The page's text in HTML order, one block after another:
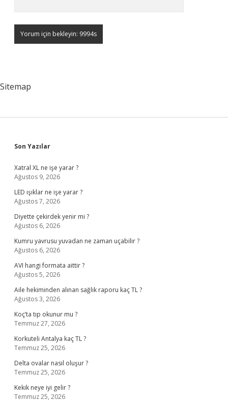
Sitemap
Sidebar
Son Yazılar
Xatral XL ne işe yarar ?
Ağustos 9, 2026
LED ışıklar ne işe yarar ?
Ağustos 7, 2026
Diyette çekirdek yenir mi ?
Ağustos 6, 2026
Kumru yavrusu yuvadan ne zaman uçabilir ?
Ağustos 6, 2026
AVI hangi formata aittir ?
Ağustos 5, 2026
Aile hekiminden alınan sağlık raporu kaç TL ?
Ağustos 3, 2026
Koç’ta tıp okunur mu ?
Temmuz 27, 2026
Korkuteli Antalya kaç TL ?
Temmuz 25, 2026
Delta ovalar nasıl oluşur ?
Temmuz 25, 2026
Kekik neye iyi gelir ?
Temmuz 25, 2026